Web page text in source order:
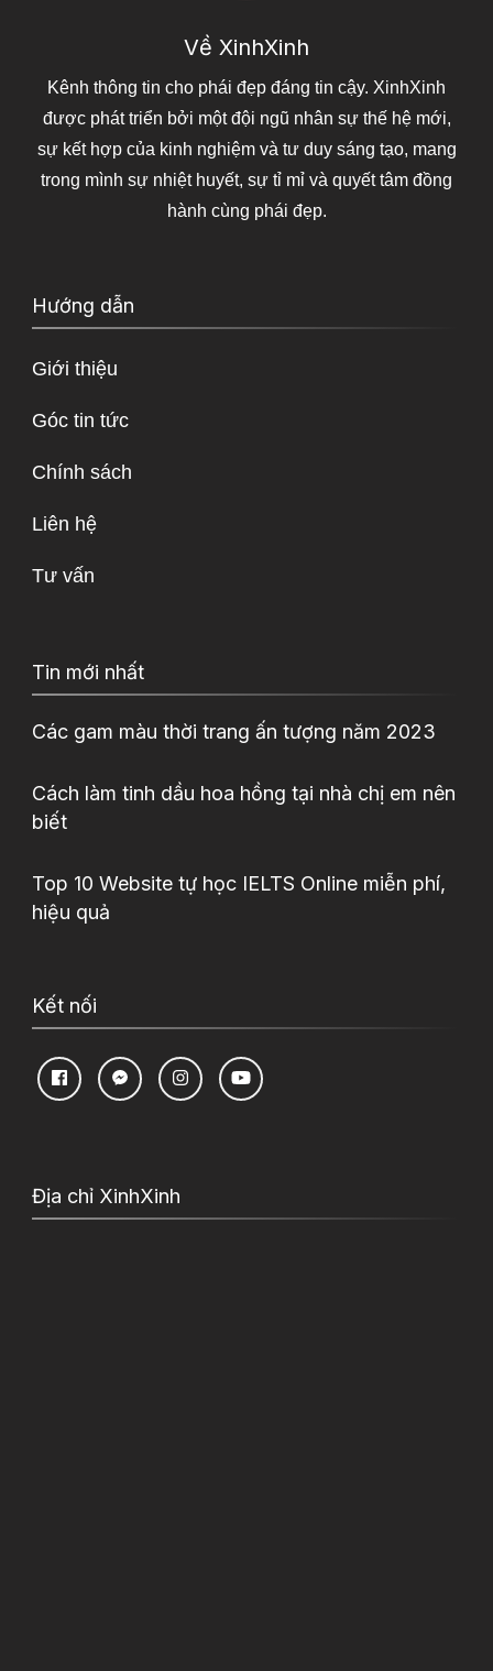
Về XinhXinh
Kênh thông tin cho phái đẹp đáng tin cậy. XinhXinh
được phát triển bởi một đội ngũ nhân sự thế hệ mới,
sự kết hợp của kinh nghiệm và tư duy sáng tạo, mang
trong mình sự nhiệt huyết, sự tỉ mỉ và quyết tâm đồng
hành cùng phái đẹp.
Hướng dẫn
Giới thiệu
Góc tin tức
Chính sách
Liên hệ
Tư vấn
Tin mới nhất
Các gam màu thời trang ấn tượng năm 2023
Cách làm tinh dầu hoa hồng tại nhà chị em nên
biết
Top 10 Website tự học IELTS Online miễn phí,
hiệu quả
Kết nối
Địa chỉ XinhXinh